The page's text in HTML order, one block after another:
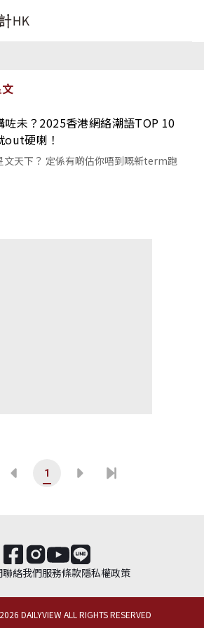
咗未？2025香港網絡潮語TOP 10
out硬喇！
文天下？ 定係有啲估你唔到嘅新term跑
1
聯絡我們服務條款隱私權政策
2026 DAILYVIEW ALL RIGHTS RESERVED